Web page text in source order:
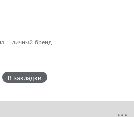
личный бренд
В закладки